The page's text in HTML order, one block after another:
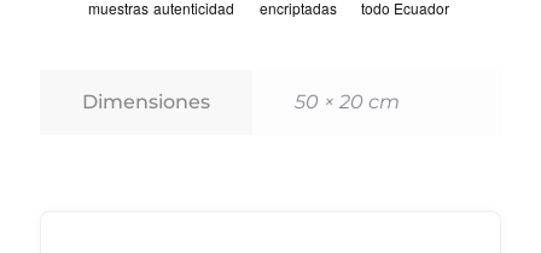
muestras autenticidad
encriptadas
todo Ecuador
Dimensiones 50 × 20 cm